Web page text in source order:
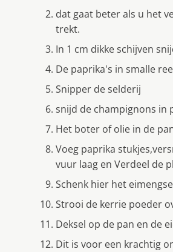
dat gaat beter als u het
trekt.
In 1 cm dikke schijven
De paprika's in smalle
Snipper de selderij
snijd de champignons in
Het boter of olie in de
Voeg paprika
vuur laag en Verdeel de
Schenk hier het
Strooi de kerrie poeder
Deksel op de pan en de
Dit is voor een krachtig